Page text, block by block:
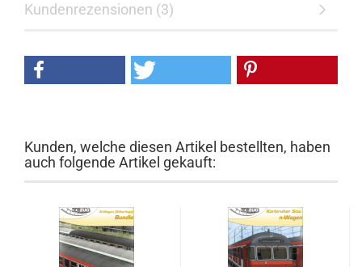
Kundenrezensionen (3)
Kunden, welche diesen Artikel bestellten, haben
auch folgende Artikel gekauft: